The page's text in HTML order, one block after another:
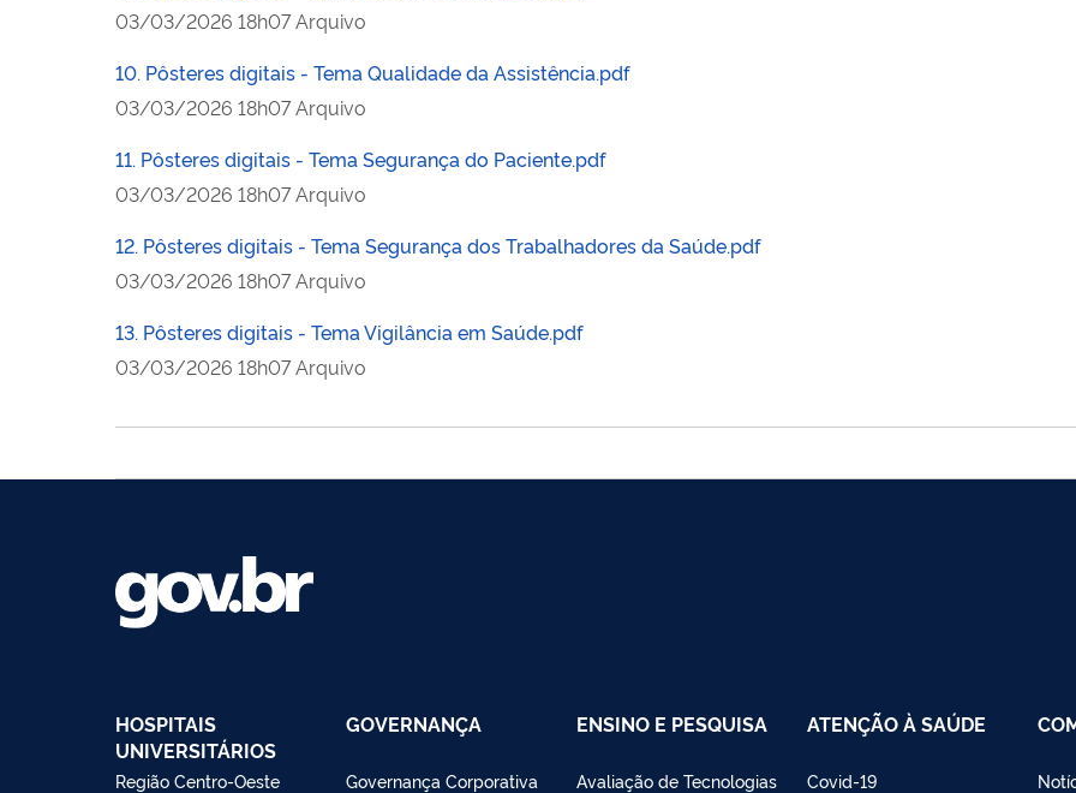
publicado
03/03/2026 18h07Arquivo
10. Pôsteres digitais - Tema Qualidade da Assistência.pdf
publicado
03/03/2026 18h07Arquivo
11. Pôsteres digitais - Tema Segurança do Paciente.pdf
publicado
03/03/2026 18h07Arquivo
12. Pôsteres digitais - Tema Segurança dos Trabalhadores da Saúde.pdf
publicado
03/03/2026 18h07Arquivo
13. Pôsteres digitais - Tema Vigilância em Saúde.pdf
publicado
03/03/2026 18h07Arquivo
HOSPITAIS
UNIVERSITÁRIOS
Região Centro-Oeste
GOVERNANÇA
Governança Corporativa
ENSINO E PESQUISA
Avaliação de Tecnologias
ATENÇÃO À SAÚDE
Covid-19